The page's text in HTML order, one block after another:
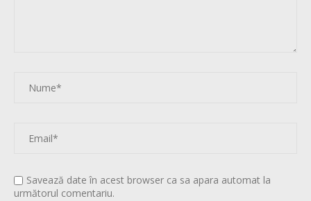
Savează date în acest browser ca sa apara automat la
următorul comentariu.